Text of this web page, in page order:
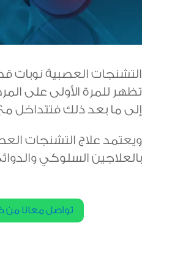
التشنجات العصبية نوبات
إلى ما بعد ذلك فتتداخل
ويعتمد علاج التشنجات
بالعلاجين السلوكي
تواصل معانا من